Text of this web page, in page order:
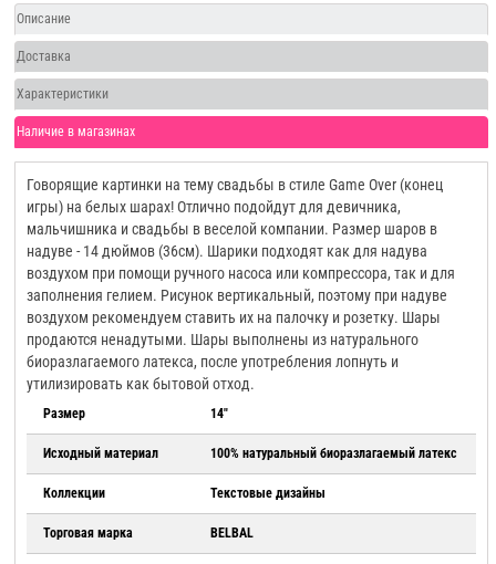
Описание
Доставка
Характеристики
Наличие в магазинах
Говорящие картинки на тему свадьбы в стиле Game Over (конец
игры) на белых шарах! Отлично подойдут для девичника,
мальчишника и свадьбы в веселой компании. Размер шаров в
надуве - 14 дюймов (36см). Шарики подходят как для надува
воздухом при помощи ручного насоса или компрессора, так и для
заполнения гелием. Рисунок вертикальный, поэтому при надуве
воздухом рекомендуем ставить их на палочку и розетку. Шары
продаются ненадутыми. Шары выполнены из натурального
биоразлагаемого латекса, после употребления лопнуть и
утилизировать как бытовой отход.
Размер 14"
Исходный материал 100% натуральный биоразлагаемый латекс
Коллекции Текстовые дизайны
Торговая марка BELBAL